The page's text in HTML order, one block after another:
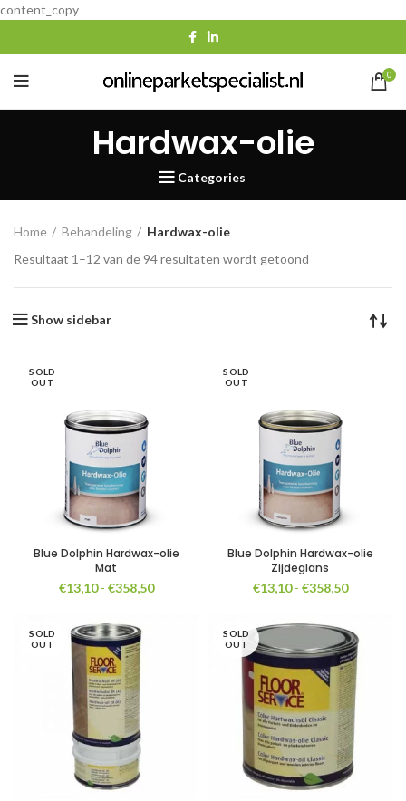
content_copy
0
Hardwax-olie
Categories
Home Behandeling
Hardwax-olie
Resultaat 1–12 van de 94 resultaten wordt getoond
Show sidebar
SOLD
OUT
Blue Dolphin Hardwax-olie
Mat
€13,10 - €358,50Prijsklasse:
SOLD
OUT
Blue Dolphin Hardwax-olie
Zijdeglans
€13,10 - €358,50
€358,50
SOLD
OUT
SOLD
OUT